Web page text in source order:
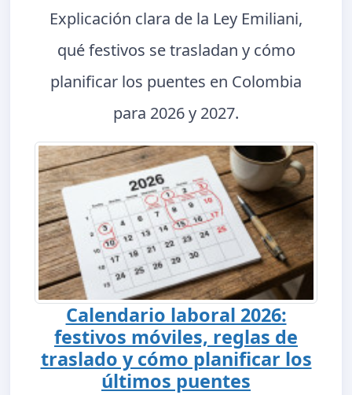
Explicación clara de la Ley Emiliani,
qué festivos se trasladan y cómo
planificar los puentes en Colombia
para 2026 y 2027.
Calendario laboral 2026:
festivos móviles, reglas de
traslado y cómo planificar los
últimos puentes